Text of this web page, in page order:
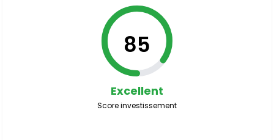
85
Excellent
Score investissement